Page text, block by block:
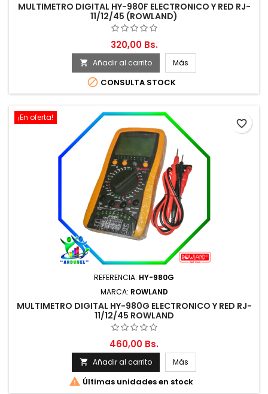
MULTIMETRO DIGITAL HY-980F ELECTRONICO Y RED RJ-
11/12/45 (ROWLAND)
320,00 Bs.
 Añadir al carrito Más
 CONSULTA STOCK
¡En oferta!
REFERENCIA: HY-980G
MARCA: ROWLAND
MULTIMETRO DIGITAL HY-980G ELECTRONICO Y RED RJ-
11/12/45 ROWLAND
460,00 Bs.
 Añadir al carrito Más
 Últimas unidades en stock
favorite_border